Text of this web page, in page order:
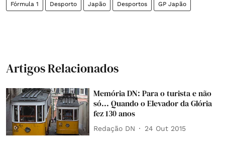
Fórmula 1 Desporto Japão Desportos GP Japão
Artigos Relacionados
Memória DN: Para o turista e não
só... Quando o Elevador da Glória
fez 130 anos
Redação DN 24 Out 2015